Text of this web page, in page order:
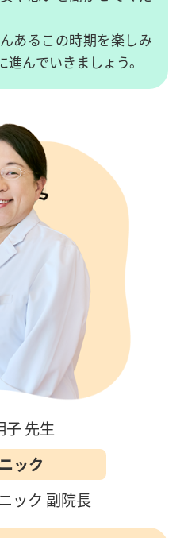
あるこの時期を楽しみ
んでいきましょう。
子 先生
ック
ック 副院長